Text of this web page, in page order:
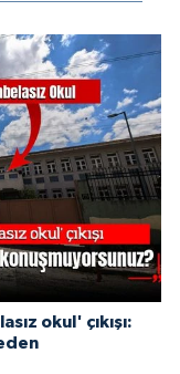
okul' çıkışı: